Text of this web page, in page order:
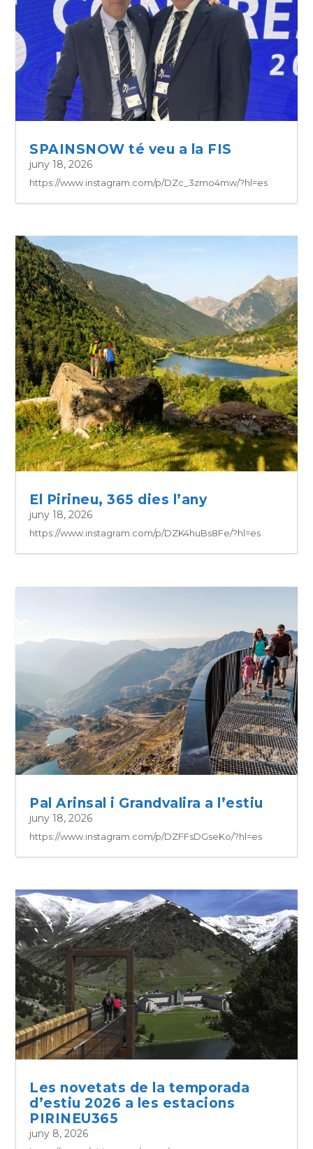
SPAINSNOW té veu a la FIS
juny 18, 2026
https://www.instagram.com/p/DZc_3zmo4mw/?hl=es
El Pirineu, 365 dies l’any
juny 18, 2026
https://www.instagram.com/p/DZK4huBs8Fe/?hl=es
Pal Arinsal i Grandvalira a l’estiu
juny 18, 2026
https://www.instagram.com/p/DZFFsDGseKo/?hl=es
Les novetats de la temporada
d’estiu 2026 a les estacions
PIRINEU365
juny 8, 2026